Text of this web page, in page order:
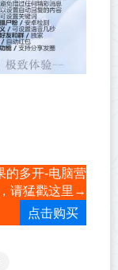
的多开-电脑营
请猛戳这里→
点击购买